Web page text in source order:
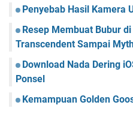
Penyebab Hasil Kamera
Resep Membuat Bubur
Transcendent Sampai
Download Nada Dering
Ponsel
Kemampuan Golden